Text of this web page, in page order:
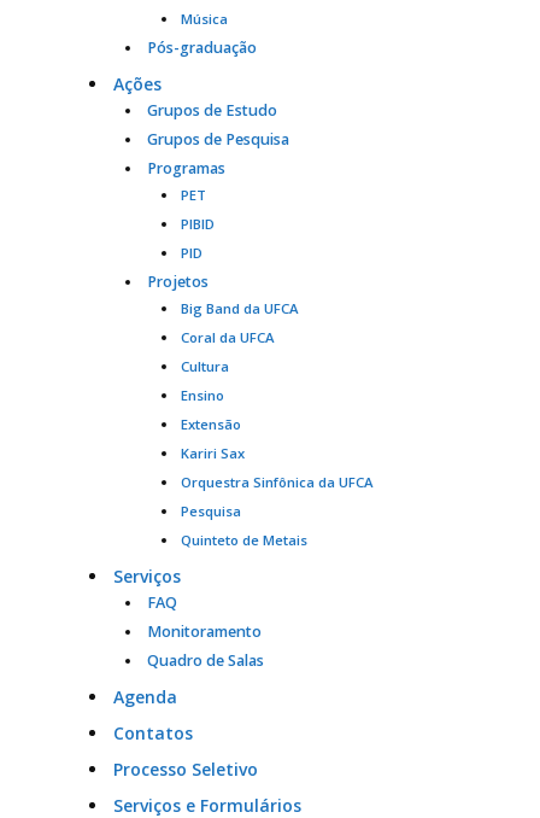
Música
Pós-graduação
Ações
Grupos de Estudo
Grupos de Pesquisa
Programas
PET
PIBID
PID
Projetos
Big Band da UFCA
Coral da UFCA
Cultura
Ensino
Extensão
Kariri Sax
Orquestra Sinfônica da UFCA
Pesquisa
Quinteto de Metais
Serviços
FAQ
Monitoramento
Quadro de Salas
Agenda
Contatos
Processo Seletivo
Serviços e Formulários